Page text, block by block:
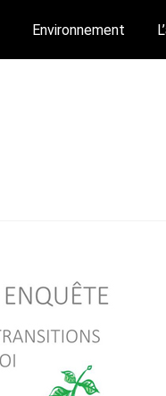
Environnement